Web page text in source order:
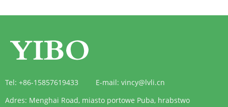
Tel: +86-15857619433 E-mail: vincy@lvli.cn
Adres: Menghai Road, miasto portowe Puba, hrabstwo